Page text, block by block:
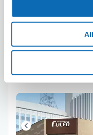
Sports club
从Dome-mae站步行6分
10:00〜
5.0★★★★★
★★★★★16 則評